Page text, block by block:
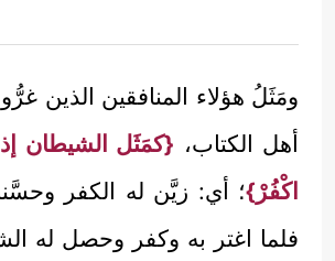
ومَثَلُ هؤلاء المنافقين الذين
أهل الكتاب، {كمَثَل الشيطان
اكْفُرْ}؛ أي: زيَّن له الكفر
فلما اغتر به وكفر وحصل له